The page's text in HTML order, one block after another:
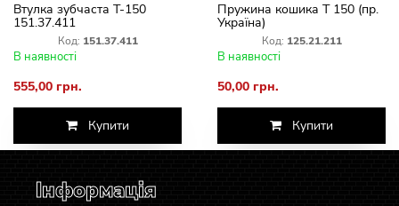
Втулка зубчаста Т-150
151.37.411
Код: 151.37.411
В наявності
555,00 грн.
Купити
Пружина кошика Т 150 (пр.
Україна)
Код: 125.21.211
В наявності
50,00 грн.
Купити
Інформація